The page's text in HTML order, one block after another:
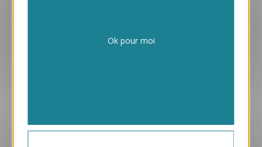
Ok pour moi